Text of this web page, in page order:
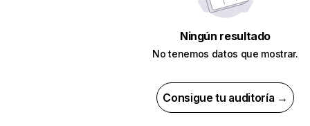
Ningún resultado
No tenemos datos que mostrar.
Consigue tu auditoría →